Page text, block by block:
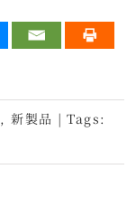
,新製品 | Tags: